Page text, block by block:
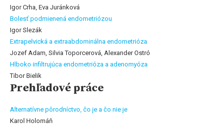
Igor Crha, Eva Juránková
Bolesť podmienená endometriózou
Igor Slezák
Extrapelvická a extraabdominálna endometrióza
Jozef Adam, Silvia Toporcerová, Alexander Ostró
Hlboko infiltrujúca endometrióza a adenomyóza
Tibor Bielik
Prehľadové práce
Alternatívne pôrodníctvo, čo je a čo nie je
Karol Holomáň